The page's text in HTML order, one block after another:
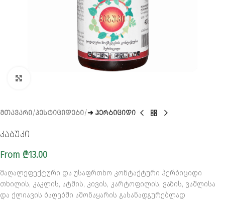
ᲛᲗᲐᲕᲐᲠᲘ ᲞᲔᲡᲢᲘᲪᲘᲓᲔᲑᲘ ➜ ᲰᲔᲠᲑᲘᲪᲘᲓᲘ
კაბუკი
From ₾13.00
მაღალეფექტური და უსაფრთხო კონტაქტური ჰერბიციდი
თხილის, კაკლის, ატმის, კივის, კარტოფილის, ვაზის, ვაშლისა
და ქლიავის ბაღებში ამონაყარის გასანადგურებლად